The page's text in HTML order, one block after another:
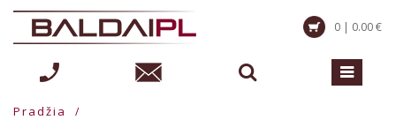
0 | 0.00 €
Pradžia